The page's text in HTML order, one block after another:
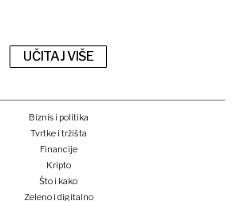
UČITAJ VIŠE
Biznis i politika
Tvrtke i tržišta
Financije
Kripto
Što i kako
Zeleno i digitalno